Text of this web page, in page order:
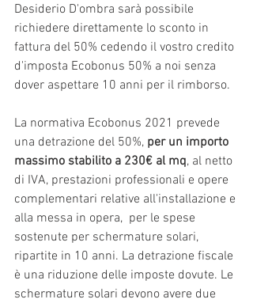
Desiderio D'ombra sarà possibile
richiedere direttamente lo sconto in
fattura del 50% cedendo il vostro credito
d'imposta Ecobonus 50% a noi senza
dover aspettare 10 anni per il rimborso.
La normativa Ecobonus 2021 prevede
una detrazione del 50%, per un importo
massimo stabilito a 230€ al mq, al netto
di IVA, prestazioni professionali e opere
complementari relative all'installazione e
alla messa in opera,  per le spese
sostenute per schermature solari,
ripartite in 10 anni. La detrazione fiscale
è una riduzione delle imposte dovute. Le
schermature solari devono avere due